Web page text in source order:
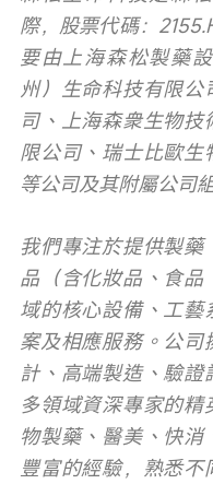
際，股票代碼：
要由上海森松製藥
州）生命科技有限
司、上海森衆生物
限公司、瑞士比歐
等公司及其附屬公司
我們專注於提供製
品（含化妝品、食
域的核心設備、工
案及相應服務。公
計、高端製造、驗
多領域資深專家的
物製藥、醫美、快
豐富的經驗，熟悉